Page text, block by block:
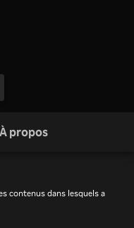
À propos
contenus dans lesquels a